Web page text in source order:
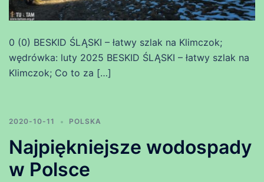
0 (0) BESKID ŚLĄSKI – łatwy szlak na Klimczok;
wędrówka: luty 2025 BESKID ŚLĄSKI – łatwy szlak na
Klimczok; Co to za […]
2020-10-11 POLSKA
Najpiękniejsze wodospady
w Polsce